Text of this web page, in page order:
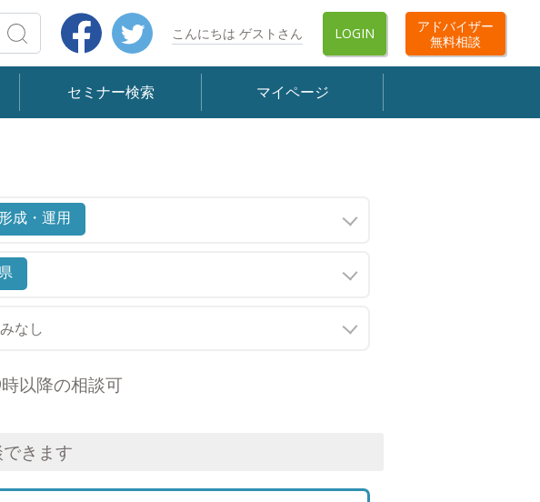
検索 Facebook
こんにちは ゲストさん LOGIN
アドバイザー
無料相談
セミナー検索 マイページ
成・運用
以降の相談可
きます